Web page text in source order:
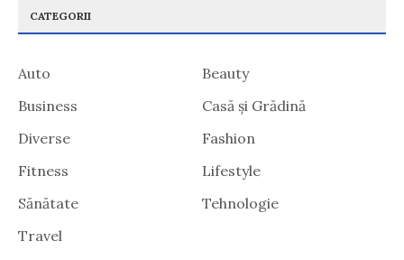
CATEGORII
Auto
Beauty
Business
Casă și Grădină
Diverse
Fashion
Fitness
Lifestyle
Sănătate
Tehnologie
Travel